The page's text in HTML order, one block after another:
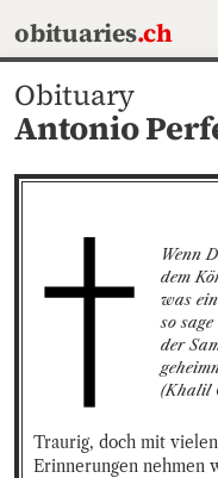
obituaries.ch
Obituary
Antonio
Wenn
dem
was
so
der
(Khalil
Traurig, doch mit
Erinnerungen nehmen